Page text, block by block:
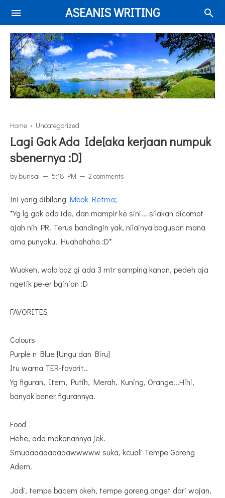
ASEANIS WRITING
Home › Uncategorized
Lagi Gak Ada Ide[aka kerjaan numpuk
sbenernya :D]
by bunsal 5:18 PM 2 comments
Ini yang dibilang Mbak Retma;
*Yg lg gak ada ide, dan mampir ke sini... silakan dicomot
ajah nih PR. Terus bandingin yak, nilainya bagusan mana
ama punyaku. Huahahaha :D*
Wuokeh, walo boz gi ada 3 mtr samping kanan, pedeh aja
ngetik pe-er bginian :D
FAVORITES
Colours
Purple n Blue [Ungu dan Biru]
Itu warna TER-favorit..
Yg figuran, Item, Putih, Merah, Kuning, Orange...Hihi,
banyak bener figurannya.
Food
Hehe, ada makanannya jek.
Smuaaaaaaaaaawwwww suka, kcuali Tempe Goreng
Adem.
Jadi, tempe bacem okeh, tempe goreng anget dari wajan,